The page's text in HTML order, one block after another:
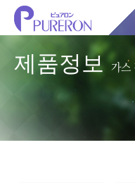
제품정보 가스